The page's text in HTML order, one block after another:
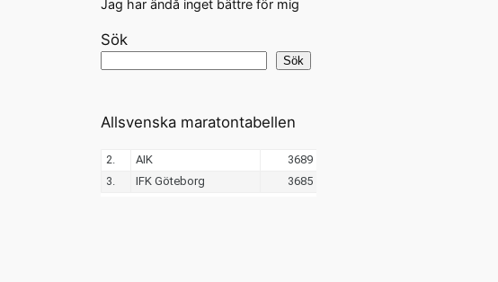
Jag har ändå inget bättre för mig
Sök
Sök
Allsvenska maratontabellen